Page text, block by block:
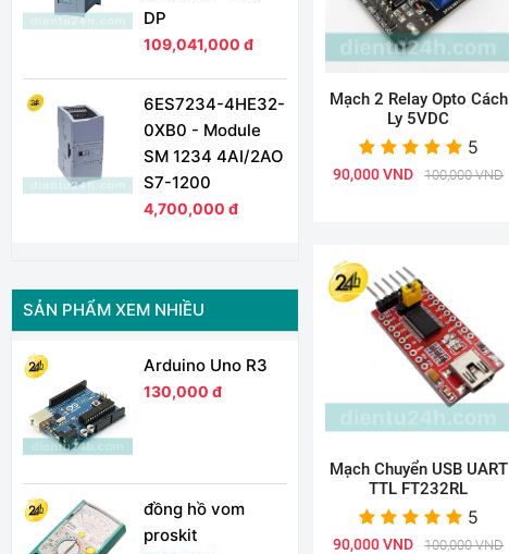
Mạch 2 Relay Opto Cách
Ly 5VDC
5
90,000 VND 100,000 VND
Mạch Chuyển USB UART
TTL FT232RL
5
90,000 VND 100,000 VND
DP
109,041,000 đ
6ES7234-4HE32-
0XB0 - Module
SM 1234 4AI/2AO
S7-1200
4,700,000 đ
SẢN PHẨM XEM NHIỀU
Arduino Uno R3
130,000 đ
đồng hồ vom
proskit